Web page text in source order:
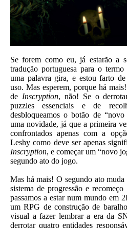
Se forem como eu, já estarão a
tradução portuguesa para o
uma palavra gira, e estou farto
uso. Mas esperem, porque há
de Inscryption, não! Se o
puzzles essenciais e de
desbloqueamos o botão de
uma novidade, já que a primeira
confrontados apenas com a
Leshy como deve ser apenas
Inscryption, e começar um “novo
segundo ato do jogo.
Mas há mais! O segundo ato
sistema de progressão e recomeço
passamos a estar num mundo em
um RPG de construção de
visual a fazer lembrar a era da
derrotar quatro entidades